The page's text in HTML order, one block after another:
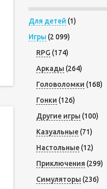
Для детей (1)
Игры (2 099)
RPG (174)
Аркады (264)
Головоломки (168)
Гонки (126)
Другие игры (100)
Казуальные(71)
Настольные(12)
Приключения (299)
Симуляторы (236)